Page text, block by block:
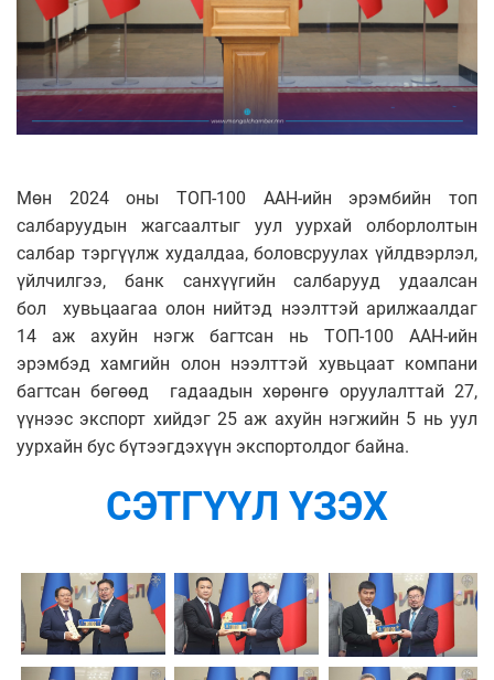
Мөн 2024 оны ТОП-100 ААН-ийн эрэмбийн топ
салбаруудын жагсаалтыг уул уурхай олборлолтын
салбар тэргүүлж худалдаа, боловсруулах үйлдвэрлэл,
үйлчилгээ, банк санхүүгийн салбарууд удаалсан
бол хувьцаагаа олон нийтэд нээлттэй арилжаалдаг
14 аж ахуйн нэгж багтсан нь ТОП-100 ААН-ийн
эрэмбэд хамгийн олон нээлттэй хувьцаат компани
багтсан бөгөөд
гадаадын хөрөнгө оруулалттай 27,
үүнээс экспорт хийдэг 25 аж ахуйн нэгжийн 5 нь уул
уурхайн бус бүтээгдэхүүн экспортолдог байна.
СЭТГҮҮЛ ҮЗЭХ